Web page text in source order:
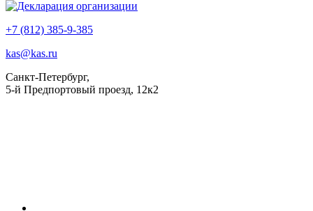
+7 (812) 385-9-385
kas@kas.ru
Санкт-Петербург,
5-й Предпортовый проезд, 12к2